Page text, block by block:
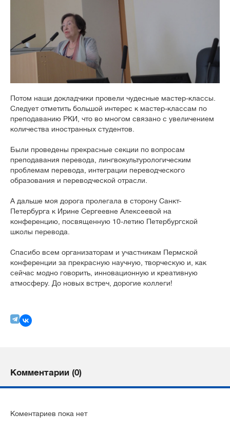
Потом наши докладчики провели чудесные мастер-классы.
Следует отметить большой интерес к мастер-классам по
преподаванию РКИ, что во многом связано с увеличением
количества иностранных студентов.
Были проведены прекрасные секции по вопросам
преподавания перевода, лингвокультурологическим
проблемам перевода, интеграции переводческого
образования и переводческой отрасли.
А дальше моя дорога пролегала в сторону Санкт-
Петербурга к Ирине Сергеевне Алексеевой на
конференцию, посвященную 10-летию Петербургской
школы перевода.
Спасибо всем организаторам и участникам Пермской
конференции за прекрасную научную, творческую и, как
сейчас модно говорить, инновационную и креативную
атмосферу. До новых встреч, дорогие коллеги!
Комментарии (0)
Коментариев пока нет